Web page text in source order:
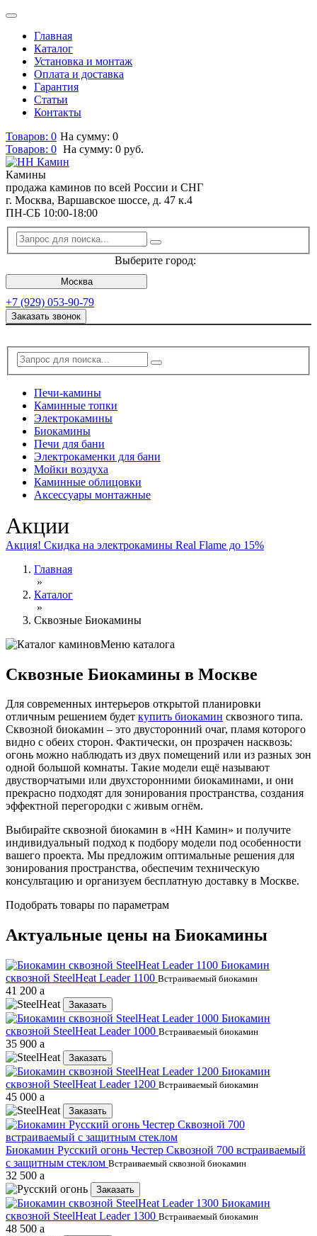
Главная
Каталог
Установка и монтаж
Оплата и доставка
Гарантия
Статьи
Контакты
Товаров: 0 На сумму: 0
Товаров: 0 На сумму: 0 руб.
Камины
продажа каминов по всей России и СНГ
г. Москва, Варшавское шоссе, д. 47 к.4
ПН-СБ 10:00-18:00
Выберите город:
Москва
+7 (929) 053-90-79
Заказать звонок
Печи-камины
Каминные топки
Электрокамины
Биокамины
Печи для бани
Электрокаменки для бани
Мойки воздуха
Каминные облицовки
Аксессуары монтажные
Акции
Акция! Скидка на электрокамины Real Flame до 15%
Главная
»
Каталог
»
Сквозные Биокамины
Меню каталога
Сквозные Биокамины в Москве
Для современных интерьеров открытой планировки
отличным решением будет купить биокамин сквозного типа.
Сквозной биокамин – это двусторонний очаг, пламя которого
видно с обеих сторон. Фактически, он прозрачен насквозь:
огонь можно наблюдать из двух помещений или из разных зон
одной большой комнаты. Такие модели ещё называют
двустворчатыми или двухсторонними биокаминами, и они
прекрасно подходят для зонирования пространства, создания
эффектной перегородки с живым огнём.
Выбирайте сквозной биокамин в «НН Камин» и получите
индивидуальный подход к подбору модели под особенности
вашего проекта. Мы предложим оптимальные решения для
зонирования пространства, обеспечим техническую
консультацию и организуем бесплатную доставку в Москве.
Подобрать товары по параметрам
Актуальные цены на Биокамины
Биокамин
сквозной SteelHeat Leader 1100 Встраиваемый биокамин
41 200 a
Заказать
Биокамин
сквозной SteelHeat Leader 1000 Встраиваемый биокамин
35 900 a
Заказать
Биокамин
сквозной SteelHeat Leader 1200 Встраиваемый биокамин
45 000 a
Заказать
Биокамин Русский огонь Честер Сквозной 700 встраиваемый
с защитным стеклом Встраиваемый сквозной биокамин
32 500 a
Заказать
Биокамин
сквозной SteelHeat Leader 1300 Встраиваемый биокамин
48 500 a